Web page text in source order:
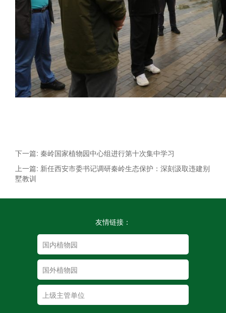
下一篇: 秦岭国家植物园中心组进行第十次集中学习
上一篇: 新任西安市委书记调研秦岭生态保护：深刻汲取违建别
墅教训
友情链接：